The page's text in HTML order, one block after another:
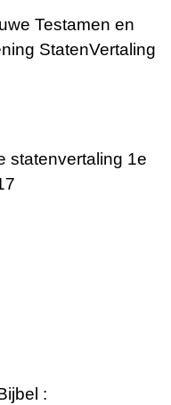
Testamen en
StatenVertaling
statenvertaling 1e
: